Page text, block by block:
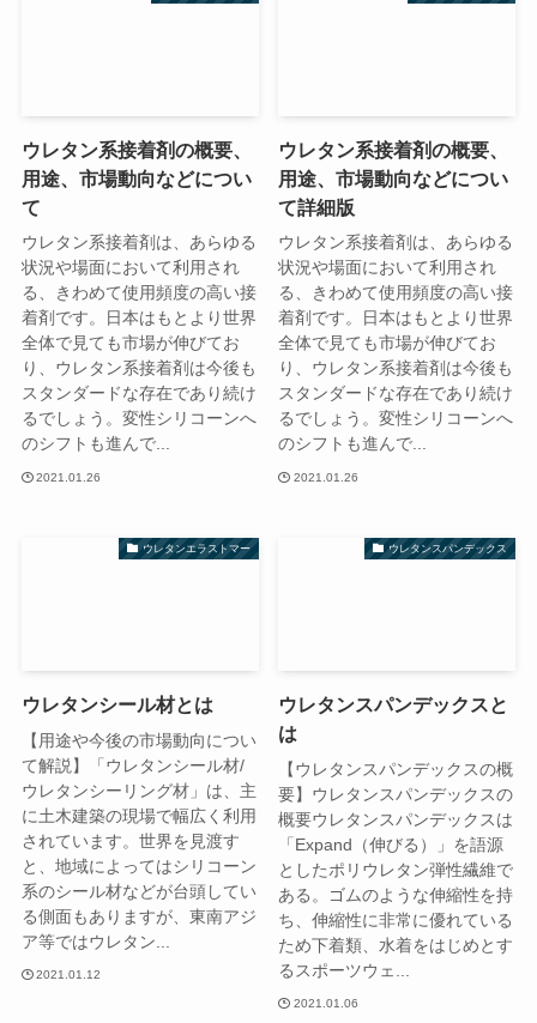
ウレタン系接着剤の概要、
用途、市場動向などについ
て
ウレタン系接着剤は、あらゆる
状況や場面において利用され
る、きわめて使用頻度の高い接
着剤です。日本はもとより世界
全体で見ても市場が伸びてお
り、ウレタン系接着剤は今後も
スタンダードな存在であり続け
るでしょう。変性シリコーンへ
のシフトも進んで...
2021.01.26
ウレタン系接着剤の概要、
用途、市場動向などについ
て詳細版
ウレタン系接着剤は、あらゆる
状況や場面において利用され
る、きわめて使用頻度の高い接
着剤です。日本はもとより世界
全体で見ても市場が伸びてお
り、ウレタン系接着剤は今後も
スタンダードな存在であり続け
るでしょう。変性シリコーンへ
のシフトも進んで...
2021.01.26
ウレタンエラストマー
ウレタンシール材とは
【用途や今後の市場動向につい
て解説】「ウレタンシール材/
ウレタンシーリング材」は、主
に土木建築の現場で幅広く利用
されています。世界を見渡す
と、地域によってはシリコーン
系のシール材などが台頭してい
る側面もありますが、東南アジ
ア等ではウレタン...
2021.01.12
ウレタンスパンデックス
ウレタンスパンデックスと
は
【ウレタンスパンデックスの概
要】ウレタンスパンデックスの
概要ウレタンスパンデックスは
「Expand（伸びる）」を語源
としたポリウレタン弾性繊維で
ある。ゴムのような伸縮性を持
ち、伸縮性に非常に優れている
ため下着類、水着をはじめとす
るスポーツウェ...
2021.01.06